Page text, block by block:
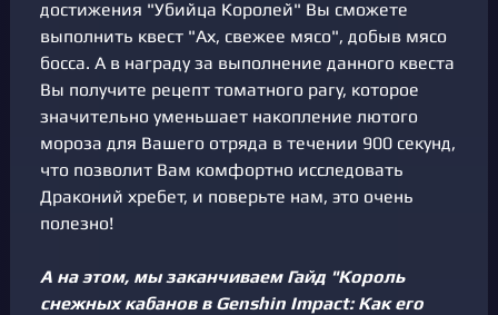
достижения "Убийца Королей" Вы сможете
выполнить квест "Ах, свежее мясо", добыв мясо
босса. А в награду за выполнение данного квеста
Вы получите рецепт томатного рагу, которое
значительно уменьшает накопление лютого
мороза для Вашего отряда в течении 900 секунд,
что позволит Вам комфортно исследовать
Драконий хребет, и поверьте нам, это очень
полезно!
А на этом, мы заканчиваем Гайд "Король
снежных кабанов в Genshin Impact: Как его